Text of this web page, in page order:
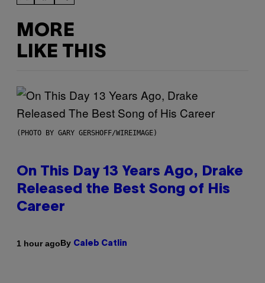
MORE
LIKE THIS
(PHOTO BY GARY GERSHOFF/WIREIMAGE)
On This Day 13 Years Ago, Drake
Released the Best Song of His
Career
1 hour agoBy Caleb Catlin